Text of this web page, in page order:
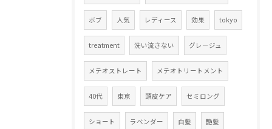
ボブ 人気 レディース 効果 tokyo
treatment 洗い流さない グレージュ
メテオストレート メテオトリートメント
40代 東京 頭皮ケア セミロング
ショート ラベンダー 白髪 艶髪